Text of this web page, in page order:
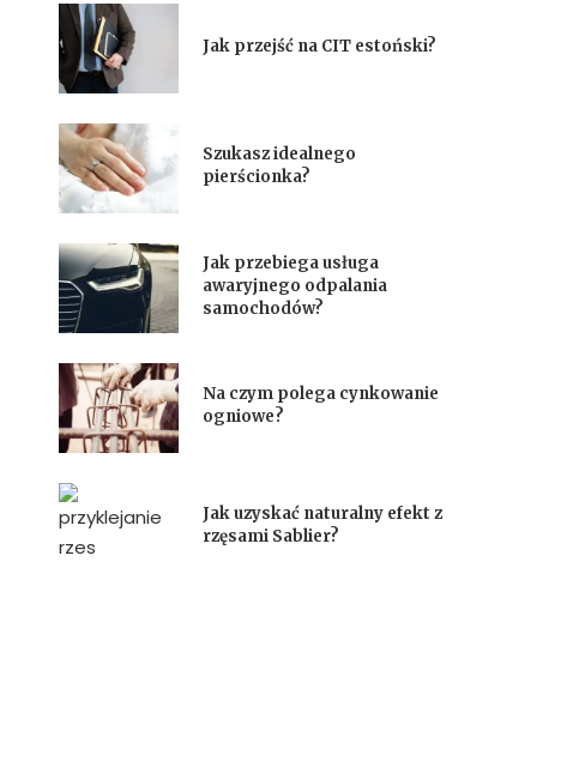
Jak przejść na CIT estoński?
Szukasz idealnego
pierścionka?
Jak przebiega usługa
awaryjnego odpalania
samochodów?
Na czym polega cynkowanie
ogniowe?
Jak uzyskać naturalny efekt z
rzęsami Sablier?